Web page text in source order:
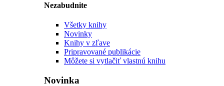
Nezabudnite
Všetky knihy
Novinky
Knihy v zľave
Pripravované publikácie
Môžete si vytlačiť vlastnú knihu
Novinka